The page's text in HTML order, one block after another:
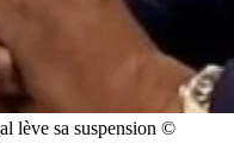
lève sa suspension ©